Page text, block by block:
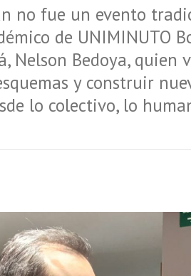
no fue un evento
de UNIMINUTO
Nelson Bedoya, quien
y construir
lo colectivo, lo